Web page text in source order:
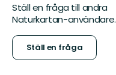
Ställ en fråga till andra
Naturkartan-användare.
Ställ en fråga